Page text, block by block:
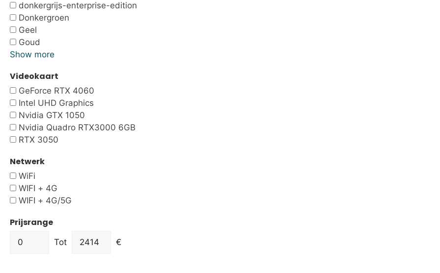
donkergrijs-enterprise-edition
Donkergroen
Geel
Goud
Show more
Videokaart
GeForce RTX 4060
Intel UHD Graphics
Nvidia GTX 1050
Nvidia Quadro RTX3000 6GB
RTX 3050
Netwerk
WiFi
WIFI + 4G
WIFI + 4G/5G
Prijsrange
Tot €